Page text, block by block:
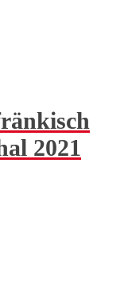
2021